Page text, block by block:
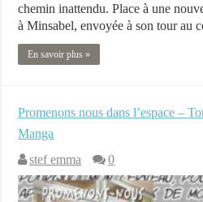
chemin inattendu. Place à une
à Minsabel, envoyée à son tour au
En savoir plus »
Promenons nous dans l’espace –
Manga
stef emma
0